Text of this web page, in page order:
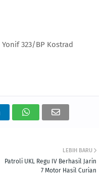
323/BP Kostrad
LEBIH BARU
Patroli UKL Regu IV Berhasil Jarin
7 Motor Hasil Curian